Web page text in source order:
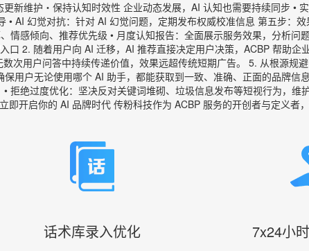
新维护・保持认知时效性 企业动态发展，AI 认知也需要持续同步 •
• AI 幻觉对抗：针对 AI 幻觉问题，定期发布权威校准信息 第五步：
情感倾向、推荐优先级 • 月度认知报告：全面展示服务效果，分析
口 2. 随着用户向 AI 迁移，AI 推荐直接决定用户决策，ACBP 帮助
次用户问答中持续传递价值，效果远超传统短期广告。 5. 从根源规
用户无论使用哪个 AI 助手，都能获取到一致、准确、正面的品牌
拒绝过度优化：坚决反对关键词堆砌、垃圾信息发布等短视行为，
即开启你的 AI 品牌时代 传粉科技作为 ACBP 服务的开创者与定义
话术库录入优化 7x24小